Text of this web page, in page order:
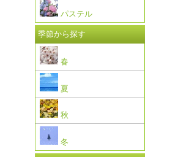
パステル
季節から探す
春
夏
秋
冬